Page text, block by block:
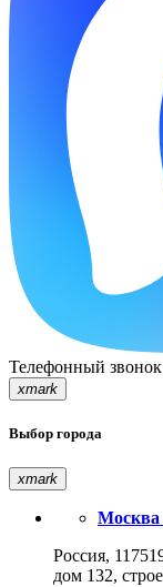
Телефонный звонок
xmark
Выбор города
xmark
Москва
Россия,
дом 132,